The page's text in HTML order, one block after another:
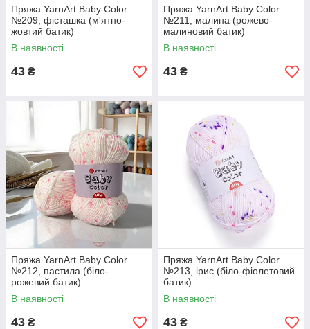
Пряжа YarnArt Baby Color
№209, фісташка (м'ятно-
жовтий батик)
В наявності
43 ₴
Пряжа YarnArt Baby Color
№211, малина (рожево-
малиновий батик)
В наявності
43 ₴
Пряжа YarnArt Baby Color
№212, пастила (біло-
рожевий батик)
В наявності
43 ₴
Пряжа YarnArt Baby Color
№213, ірис (біло-фіолетовий
батик)
В наявності
43 ₴